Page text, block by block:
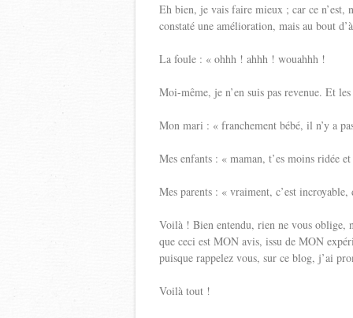
Eh bien, je vais faire mieux ; car ce n’est,
constaté une amélioration, mais au bout
La foule : « ohhh ! ahhh ! wouahhh !
Moi-même, je n’en suis pas revenue. Et
Mon mari : « franchement bébé, il n’y a
Mes enfants : « maman, t’es moins ridée
Mes parents : « vraiment, c’est
Voilà ! Bien entendu, rien ne vous oblige,
que ceci est MON avis, issu de MON
puisque rappelez vous, sur ce blog, j’ai
Voilà tout !